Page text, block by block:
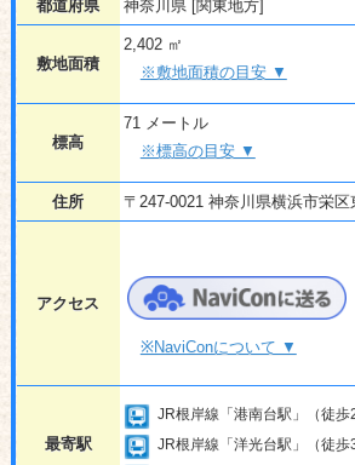
都道府県 神奈川県 [関東地方]
敷地面積
2,402 ㎡
※敷地面積の目安 ▼
標高
71 メートル
※標高の目安 ▼
住所 〒247-0021 神奈川県横浜市栄区
アクセス
※NaviConについて ▼
最寄駅
JR根岸線「港南台駅」（徒歩
JR根岸線「洋光台駅」（徒歩